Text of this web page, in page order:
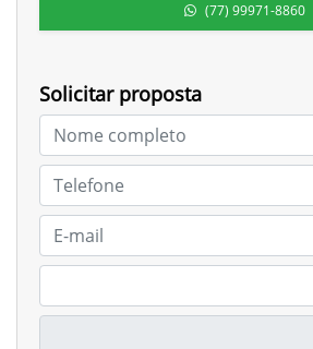
(77) 99971-8860
Solicitar proposta